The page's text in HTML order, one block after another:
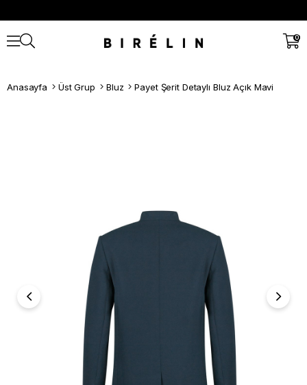
0
Anasayfa Üst Grup Bluz Payet Şerit Detaylı Bluz Açık Mavi